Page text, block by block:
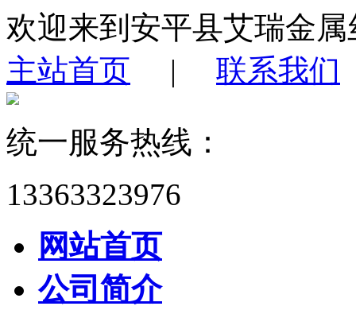
欢迎来到安平县艾瑞金
主站首页 | 联系我们
统一服务热线：
13363323976
网站首页
公司简介